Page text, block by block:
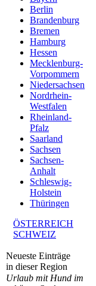
Berlin
Brandenburg
Bremen
Hamburg
Hessen
Mecklenburg-
Vorpommern
Niedersachsen
Nordrhein-
Westfalen
Rheinland-
Pfalz
Saarland
Sachsen
Sachsen-
Anhalt
Schleswig-
Holstein
Thüringen
ÖSTERREICH
SCHWEIZ
Neueste Einträge
in dieser Region
Urlaub mit Hund im